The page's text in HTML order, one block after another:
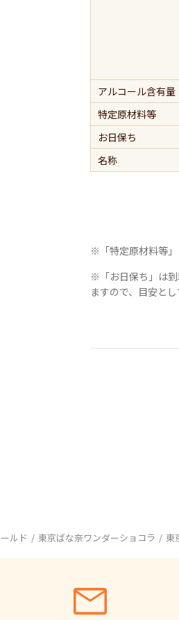
アルコール含有量
特定原材料等
お日保ち
名称
※「特定原材料等
※「お日保ち」は
ますので、目安と
ルド 東京ばな奈ワンダーショコラ 東